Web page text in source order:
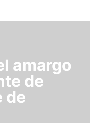
amargo
de
de